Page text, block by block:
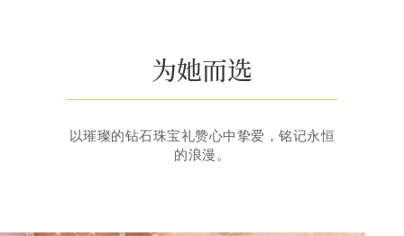
为她而选
以璀璨的钻石珠宝礼赞心中挚爱，铭记永恒
的浪漫。